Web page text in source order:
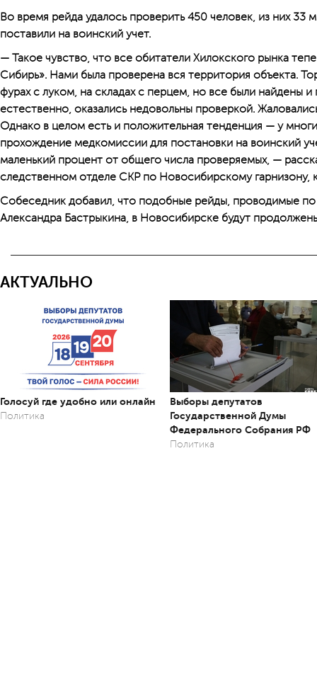
Во время рейда удалось проверить 450 человек, из них 33
поставили на воинский учет.
— Такое чувство, что все обитатели Хилокского рынка
Сибирь». Нами была проверена вся территория объекта.
фурах с луком, на складах с перцем, но все были найдены
естественно, оказались недовольны проверкой.
Однако в целом есть и положительная тенденция — у
прохождение медкомиссии для постановки на воинский
маленький процент от общего числа проверяемых, —
следственном отделе СКР по Новосибирскому гарнизону,
Собеседник добавил, что подобные рейды, проводимые
Александра Бастрыкина, в Новосибирске будут
АКТУАЛЬНО
Голосуй где удобно или онлайн
Политика
Выборы депутатов
Государственной Думы
Федерального Собрания РФ
Политика